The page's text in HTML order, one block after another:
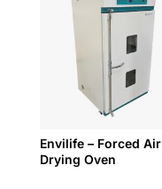
Envilife – Forced Air
Drying Oven